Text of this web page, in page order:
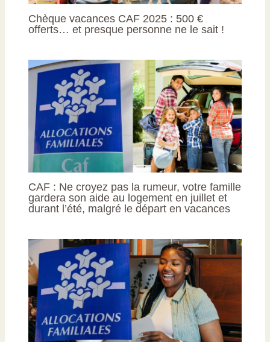
Chèque vacances CAF 2025 : 500 €
offerts… et presque personne ne le sait !
CAF : Ne croyez pas la rumeur, votre famille
gardera son aide au logement en juillet et
durant l’été, malgré le départ en vacances